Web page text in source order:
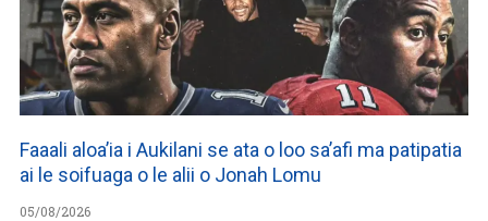
Faaali aloa’ia i Aukilani se ata o loo sa’afi ma patipatia
ai le soifuaga o le alii o Jonah Lomu
05/08/2026